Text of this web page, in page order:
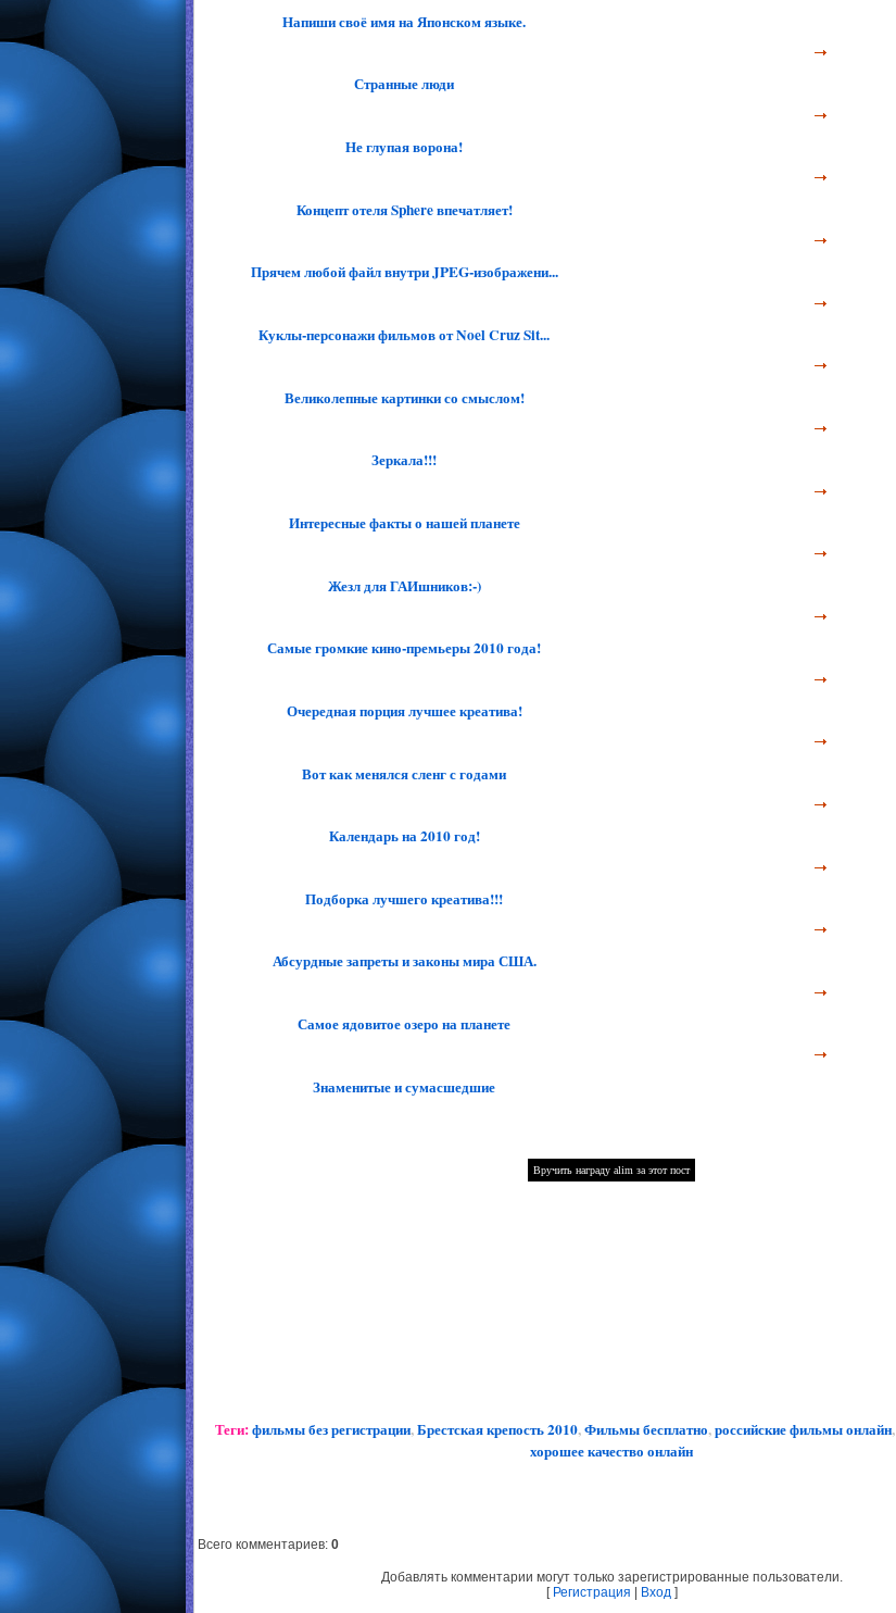
Напиши своё имя на Японском языке.
Странные люди
Не глупая ворона!
Концепт отеля Sphere впечатляет!
Прячем любой файл внутри JPEG-изображени...
Куклы-персонажи фильмов от Noel Cruz Sit...
Великолепные картинки со смыслом!
Зеркала!!!
Интересные факты о нашей планете
Жезл для ГАИшников:-)
Самые громкие кино-премьеры 2010 года!
Очередная порция лучшее креатива!
Вот как менялся сленг с годами
Календарь на 2010 год!
Подборка лучшего креатива!!!
Абсурдные запреты и законы мира США.
Самое ядовитое озеро на планете
Знаменитые и сумасшедшие
Теги:фильмы без регистрации,Брестская крепость 2010,Фильмы бесплатно,российские фильмы онлайн,
хорошее качество онлайн
Всего комментариев: 0
Добавлять комментарии могут только зарегистрированные пользователи.
[ Регистрация Вход]